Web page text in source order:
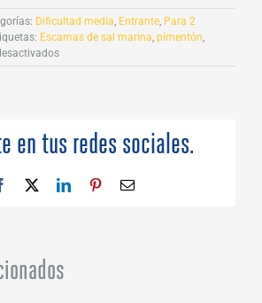
Dificultad media Entrante Para 2
Escamas de sal marina pimentón
en
vinagreta
pimentón
con
en tus redes sociales.
Facebook LinkedInPinterestCorreo